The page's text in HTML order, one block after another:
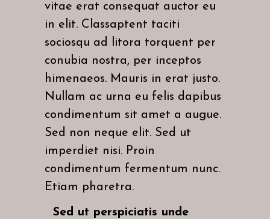
vitae erat consequat auctor eu
in elit. Classaptent taciti
sociosqu ad litora torquent per
conubia nostra, per inceptos
himenaeos. Mauris in erat justo.
Nullam ac urna eu felis dapibus
condimentum sit amet a augue.
Sed non neque elit. Sed ut
imperdiet nisi. Proin
condimentum fermentum nunc.
Etiam pharetra.
Sed ut perspiciatis unde